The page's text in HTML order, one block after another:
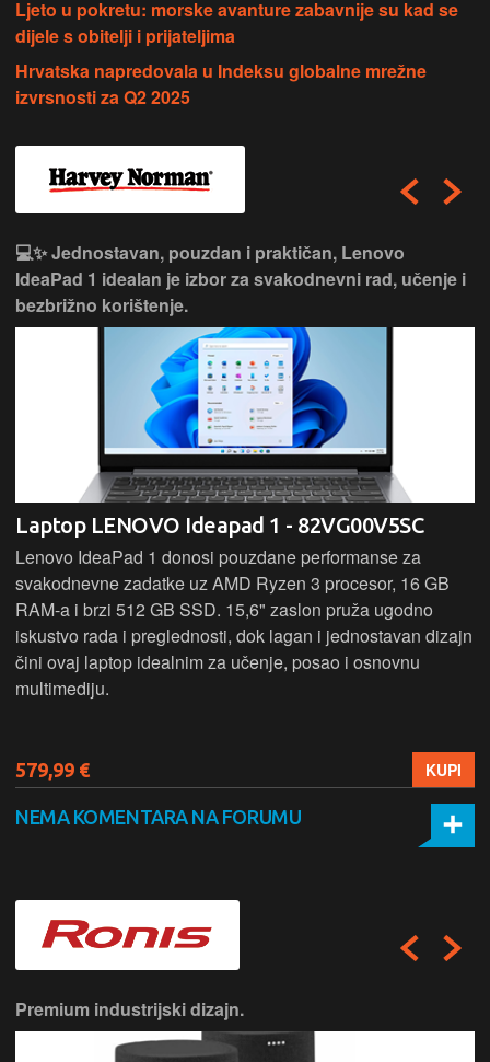
Ljeto u pokretu: morske avanture zabavnije su kad se
dijele s obitelji i prijateljima
Hrvatska napredovala u Indeksu globalne mrežne
izvrsnosti za Q2 2025
💻✨ Jednostavan, pouzdan i praktičan, Lenovo
IdeaPad 1 idealan je izbor za svakodnevni rad, učenje i
bezbrižno korištenje.
Laptop LENOVO Ideapad 1 - 82VG00V5SC
Lenovo IdeaPad 1 donosi pouzdane performanse za
svakodnevne zadatke uz AMD Ryzen 3 procesor, 16 GB
RAM-a i brzi 512 GB SSD. 15,6" zaslon pruža ugodno
iskustvo rada i preglednosti, dok lagan i jednostavan dizajn
čini ovaj laptop idealnim za učenje, posao i osnovnu
multimediju.
579,99 € KUPI
NEMA KOMENTARA NA FORUMU
Premium industrijski dizajn.